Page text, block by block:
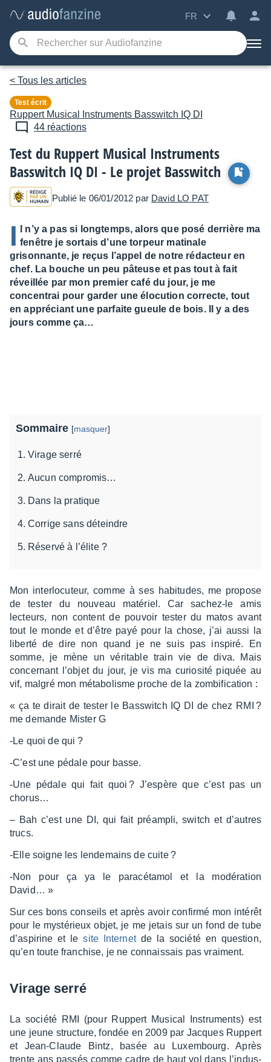
FR
< Tous les articles
Test écrit
Ruppert Musical Instruments Basswitch IQ DI
44 réactions
Test du Ruppert Musical Instruments
Basswitch IQ DI - Le projet Basswitch
Publié le 06/01/2012 par David LO PAT
I
l n’y a pas si longtemps, alors que posé derrière ma
fenêtre je sortais d’une torpeur matinale
grisonnante, je reçus l’appel de notre rédacteur en
chef. La bouche un peu pâteuse et pas tout à fait
réveillée par mon premier café du jour, je me
concentrai pour garder une élocution correcte, tout
en appréciant une parfaite gueule de bois. Il y a des
jours comme ça…
Sommaire [masquer]
Virage serré
Aucun compromis…
Dans la pratique
Corrige sans déteindre
Réservé à l’élite ?
Mon inter­lo­cu­teur, comme à ses habi­tudes, me propose
de tester du nouveau maté­riel. Car sachez-le amis
lecteurs, non content de pouvoir tester du matos avant
tout le monde et d’être payé pour la chose, j’ai aussi la
liberté de dire non quand je ne suis pas inspiré. En
somme, je mène un véri­table train vie de diva. Mais
concer­nant l’objet du jour, je vis ma curio­sité piquée au
vif, malgré mon méta­bo­lisme proche de la zombi­fi­ca­tion :
« ça te dirait de tester le Bass­witch IQ DI de chez RMI ?
me demande Mister G
-Le quoi de qui ?
-C’est une pédale pour basse.
-Une pédale qui fait quoi ? J’es­père que c’est pas un
chorus…
– Bah c’est une DI, qui fait préam­pli, switch et d’autres
trucs.
-Elle soigne les lende­mains de cuite ?
-Non pour ça ya le para­cé­ta­mol et la modé­ra­tion
David… »
Sur ces bons conseils et après avoir confirmé mon inté­rêt
pour le mysté­rieux objet, je me jetais sur un fond de tube
d’as­pi­rine et lesite Inter­netde la société en ques­tion,
qu’en toute fran­chise, je ne connais­sais pas vrai­ment.
Virage serré
La société RMI (pour Ruppert Musi­cal Instru­ments) est
une jeune struc­ture, fondée en 2009 par Jacques Ruppert
et Jean-Claude Bintz, basée au Luxem­bourg. Après
trente ans passés comme cadre de haut vol dans l’in­dus­